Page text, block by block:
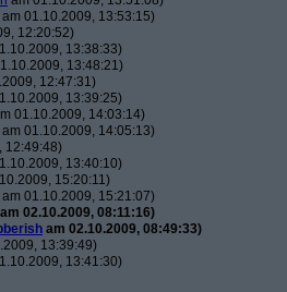
am 01.10.2009, 13:53:15)
12:20:52)
13:38:33)
13:48:21)
12:47:31)
13:39:25)
01.10.2009, 14:03:14)
am 01.10.2009, 14:05:13)
12:49:48)
13:40:10)
15:20:11)
am 01.10.2009, 15:21:07)
am 02.10.2009, 08:11:16)
am 02.10.2009, 08:49:33)
13:39:49)
13:41:30)